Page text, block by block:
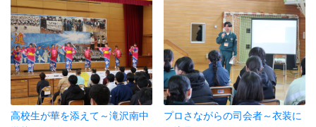
高校生が華を添えて～滝沢南中
プロさながらの司会者～衣装に